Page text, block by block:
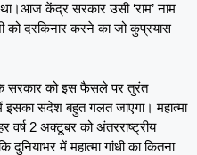
था।आज केंद्र सरकार उसी ‘राम’ नाम
दरकिनार करने का जो कुप्रयास
सरकार को इस फैसले पर तुरंत
इसका संदेश बहुत गलत जाएगा। महात्मा
वर्ष 2 अक्टूबर को अंतरराष्ट्रीय
दुनियाभर में महात्मा गांधी का कितना